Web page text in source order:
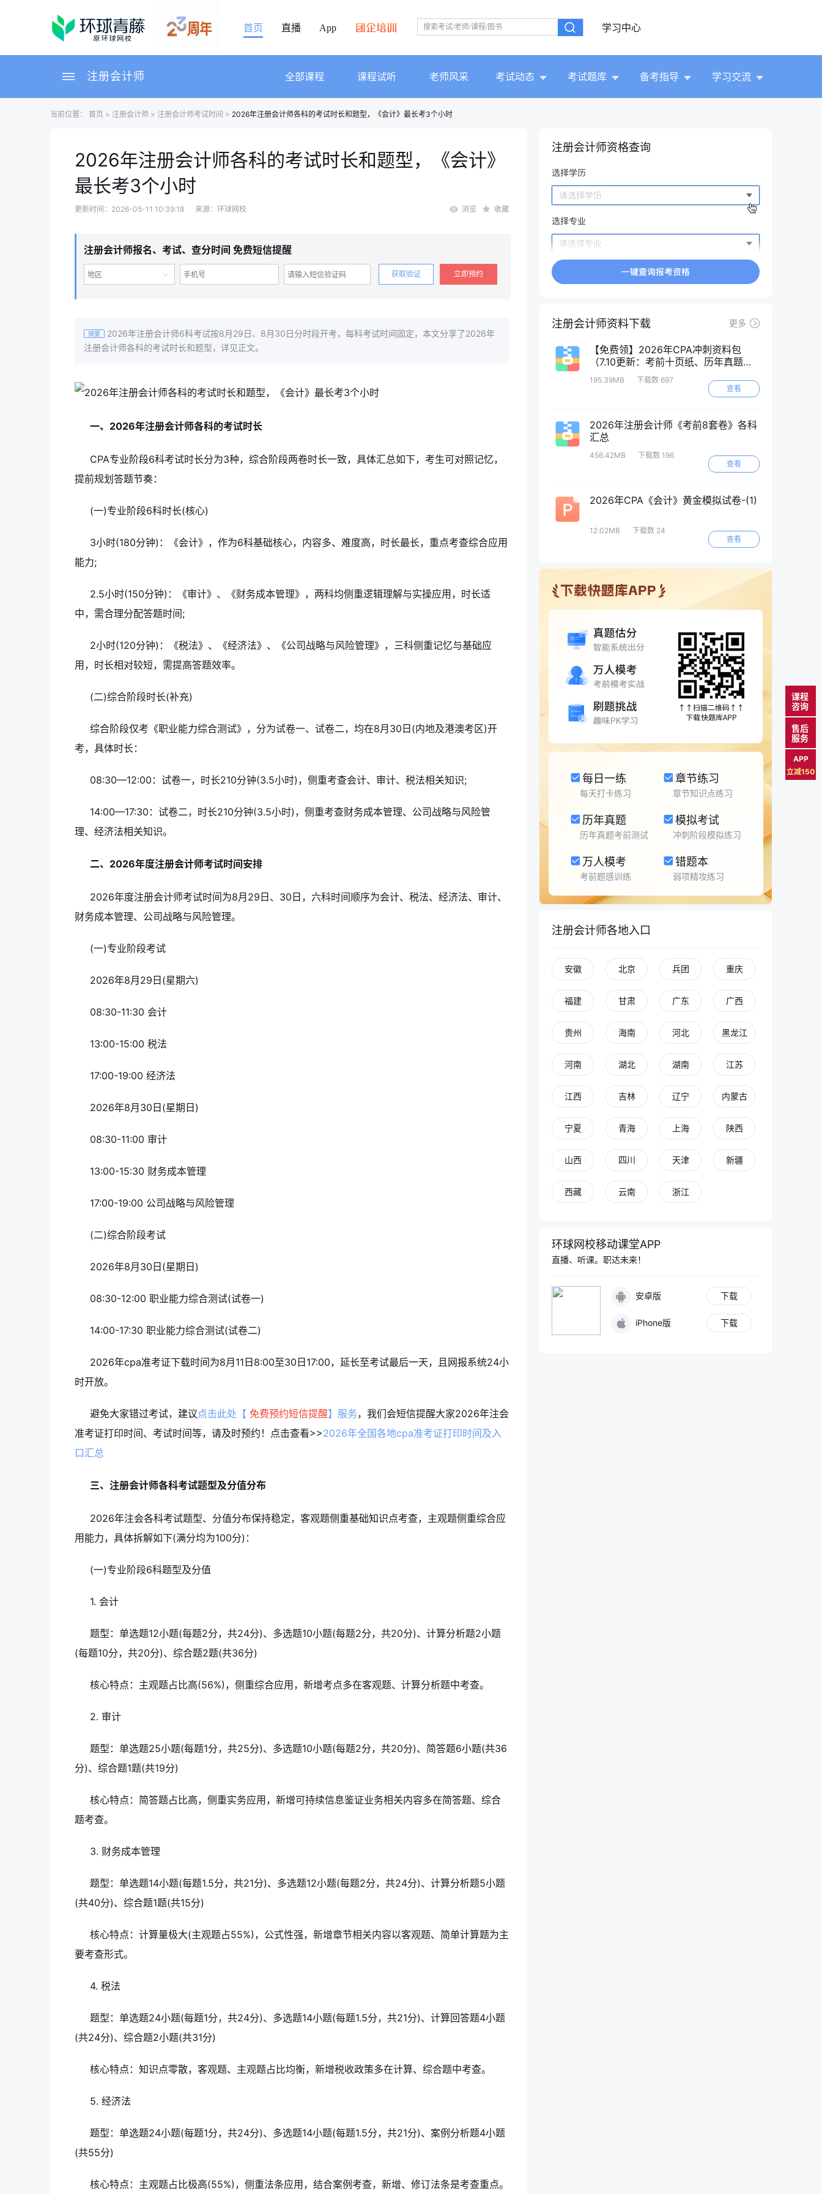
首页 直播 App 学习中心
注册会计师 全部课程 课程试听 老师风采 考试动态 考试题库 备考指导 学习交流
当前位置： 首页 > 注册会计师 > 注册会计师考试时间 > 2026年注册会计师各科的考试时长和题型，《会计》最长考3个小时
2026年注册会计师各科的考试时长和题型，《会计》
最长考3个小时
更新时间：2026-05-11 10:39:18 来源：环球网校 浏览 收藏
注册会计师报名、考试、查分时间 免费短信提醒
地区 获取验证 立即预约
摘要
2026年注册会计师6科考试按8月29日、8月30日分时段开考，每科考试时间固定，本文分享了2026年
注册会计师各科的考试时长和题型，详见正文。
一、2026年注册会计师各科的考试时长
CPA专业阶段6科考试时长分为3种，综合阶段两卷时长一致，具体汇总如下，考生可对照记忆，
提前规划答题节奏：
(一)专业阶段6科时长(核心)
3小时(180分钟)：《会计》，作为6科基础核心，内容多、难度高，时长最长，重点考查综合应用
能力;
2.5小时(150分钟)：《审计》、《财务成本管理》，两科均侧重逻辑理解与实操应用，时长适
中，需合理分配答题时间;
2小时(120分钟)：《税法》、《经济法》、《公司战略与风险管理》，三科侧重记忆与基础应
用，时长相对较短，需提高答题效率。
(二)综合阶段时长(补充)
综合阶段仅考《职业能力综合测试》，分为试卷一、试卷二，均在8月30日(内地及港澳考区)开
考，具体时长：
08:30—12:00：试卷一，时长210分钟(3.5小时)，侧重考查会计、审计、税法相关知识;
14:00—17:30：试卷二，时长210分钟(3.5小时)，侧重考查财务成本管理、公司战略与风险管
理、经济法相关知识。
二、2026年度注册会计师考试时间安排
2026年度注册会计师考试时间为8月29日、30日，六科时间顺序为会计、税法、经济法、审计、
财务成本管理、公司战略与风险管理。
(一)专业阶段考试
2026年8月29日(星期六)
08:30-11:30 会计
13:00-15:00 税法
17:00-19:00 经济法
2026年8月30日(星期日)
08:30-11:00 审计
13:00-15:30 财务成本管理
17:00-19:00 公司战略与风险管理
(二)综合阶段考试
2026年8月30日(星期日)
08:30-12:00 职业能力综合测试(试卷一)
14:00-17:30 职业能力综合测试(试卷二)
2026年cpa准考证下载时间为8月11日8:00至30日17:00，延长至考试最后一天，且网报系统24小
时开放。
避免大家错过考试，建议点击此处【 免费预约短信提醒】服务，我们会短信提醒大家2026年注会
准考证打印时间、考试时间等，请及时预约！ 点击查看>>2026年全国各地cpa准考证打印时间及入
口汇总
三、注册会计师各科考试题型及分值分布
2026年注会各科考试题型、分值分布保持稳定，客观题侧重基础知识点考查，主观题侧重综合应
用能力，具体拆解如下(满分均为100分)：
(一)专业阶段6科题型及分值
1. 会计
题型：单选题12小题(每题2分，共24分)、多选题10小题(每题2分，共20分)、计算分析题2小题
(每题10分，共20分)、综合题2题(共36分)
核心特点：主观题占比高(56%)，侧重综合应用，新增考点多在客观题、计算分析题中考查。
2. 审计
题型：单选题25小题(每题1分，共25分)、多选题10小题(每题2分，共20分)、简答题6小题(共36
分)、综合题1题(共19分)
核心特点：简答题占比高，侧重实务应用，新增可持续信息鉴证业务相关内容多在简答题、综合
题考查。
3. 财务成本管理
题型：单选题14小题(每题1.5分，共21分)、多选题12小题(每题2分，共24分)、计算分析题5小题
(共40分)、综合题1题(共15分)
核心特点：计算量极大(主观题占55%)，公式性强，新增章节相关内容以客观题、简单计算题为主
要考查形式。
4. 税法
题型：单选题24小题(每题1分，共24分)、多选题14小题(每题1.5分，共21分)、计算回答题4小题
(共24分)、综合题2小题(共31分)
核心特点：知识点零散，客观题、主观题占比均衡，新增税收政策多在计算、综合题中考查。
5. 经济法
题型：单选题24小题(每题1分，共24分)、多选题14小题(每题1.5分，共21分)、案例分析题4小题
(共55分)
核心特点：主观题占比极高(55%)，侧重法条应用，结合案例考查，新增、修订法条是考查重点。
注册会计师资格查询
注册会计师资料下载 更多
【免费领】2026年CPA冲刺资料包
（7.10更新：考前十页纸、历年真题
等）
195.39MB
下载数 697
查看
2026年注册会计师《考前8套卷》各科
汇总
456.42MB
下载数 196
查看
2026年CPA《会计》黄金模拟试卷-(1)
12.02MB
下载数 24
查看
每日一练
每天打卡练习
章节练习
章节知识点练习
历年真题
历年真题考前测试
模拟考试
冲刺阶段模拟练习
万人模考
考前题感训练
错题本
弱项精攻练习
注册会计师各地入口
安徽 北京 兵团 重庆
福建 甘肃 广东 广西
贵州 海南 河北 黑龙江
河南 湖北 湖南 江苏
江西 吉林 辽宁 内蒙古
宁夏 青海 上海 陕西
山西 四川 天津 新疆
西藏 云南 浙江
环球网校移动课堂APP
直播、听课。职达未来！
安卓版 下载
iPhone版 下载
课程
咨询
售后
服务
APP
立减150